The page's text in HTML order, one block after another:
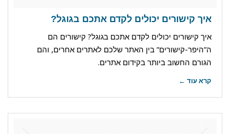
איך קישורים יכולים לקדם אתכם בגוגל?
איך קישורים יכולים לקדם אתכם בגוגל? קישורים הם
ה”היפר-קישורים” בין האתר שלכם לאתרים אחרים, והם
הגורם החשוב ביותר בקידום אתרים.
קרא עוד ←